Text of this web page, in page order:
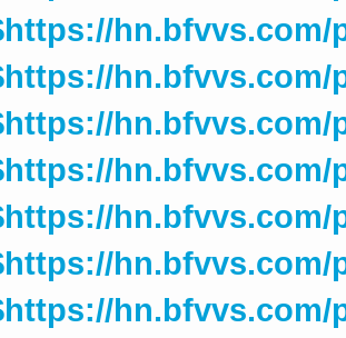
hn.bfvvs.com/
hn.bfvvs.com/
hn.bfvvs.com/
hn.bfvvs.com/
hn.bfvvs.com/
hn.bfvvs.com/
hn.bfvvs.com/